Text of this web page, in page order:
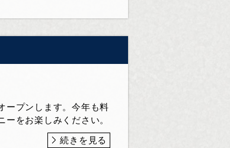
ープンします。今年も料
をお楽しみください。
続きを見る